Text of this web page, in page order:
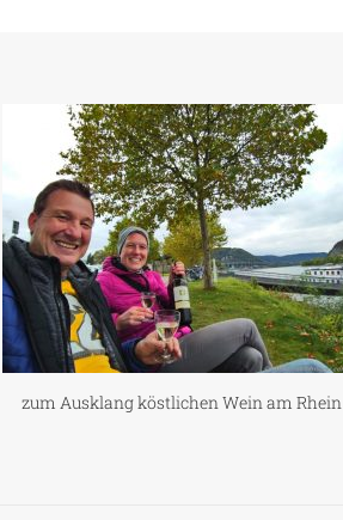
zum Ausklang köstlichen Wein am Rhein